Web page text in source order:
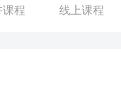
来增加客流，通过节
课程 线上课程